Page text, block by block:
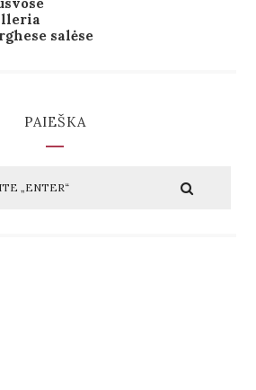
salėse
PAIEŠKA